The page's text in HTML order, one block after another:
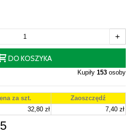
+
DO KOSZYKA
Kupiły 153 osoby
za szt.
Zaoszczędź
32,80 zł 7,40 zł